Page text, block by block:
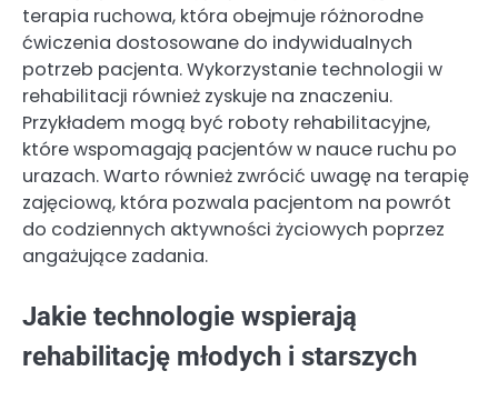
terapia ruchowa, która obejmuje różnorodne
ćwiczenia dostosowane do indywidualnych
potrzeb pacjenta. Wykorzystanie technologii w
rehabilitacji również zyskuje na znaczeniu.
Przykładem mogą być roboty rehabilitacyjne,
które wspomagają pacjentów w nauce ruchu po
urazach. Warto również zwrócić uwagę na terapię
zajęciową, która pozwala pacjentom na powrót
do codziennych aktywności życiowych poprzez
angażujące zadania.
Jakie technologie wspierają
rehabilitację młodych i starszych